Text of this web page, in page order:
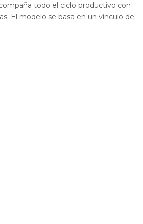
todo el ciclo productivo con
El modelo se basa en un vínculo de